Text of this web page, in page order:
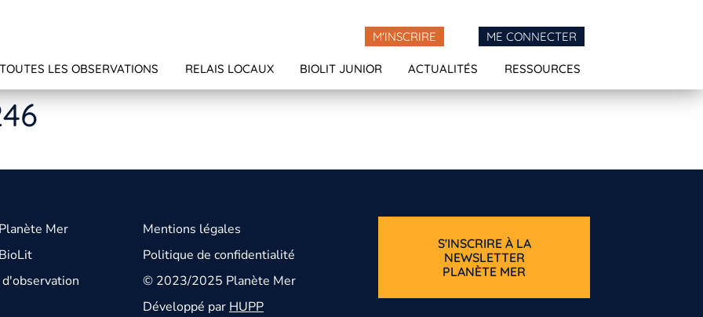
M'INSCRIRE ME CONNECTER
TOUTES LES OBSERVATIONS RELAIS LOCAUX BIOLIT JUNIOR ACTUALITÉS RESSOURCES
Mer
Mentions légales
Politique de confidentialité
© 2023/2025 Planète Mer
Développé parHUPP
S'INSCRIRE À LA
NEWSLETTER
PLANÈTE MER